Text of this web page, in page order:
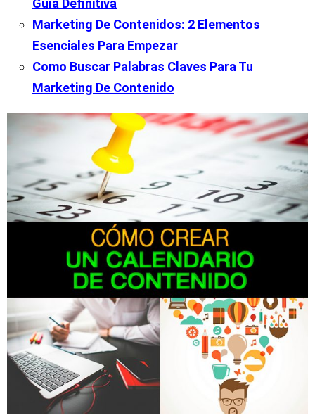
Guía Definitiva
Marketing De Contenidos: 2 Elementos
Esenciales Para Empezar
Como Buscar Palabras Claves Para Tu
Marketing De Contenido